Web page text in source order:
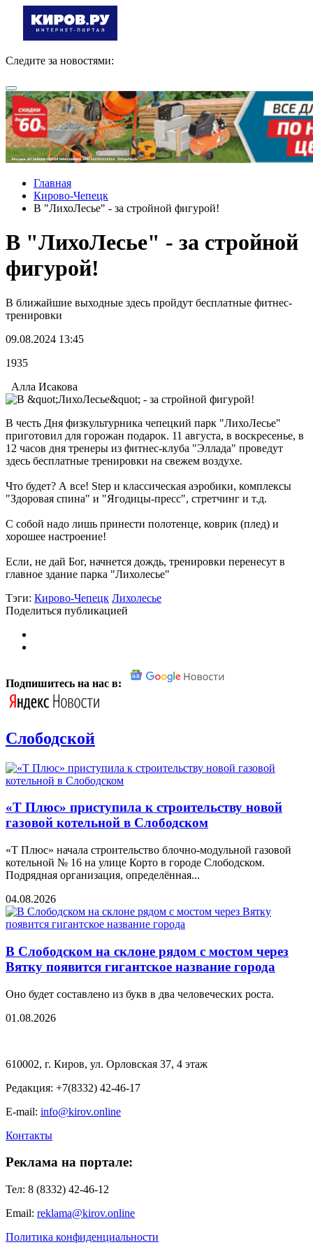
Следите за новостями:
Главная
Кирово-Чепецк
В "ЛихоЛесье" - за стройной фигурой!
В "ЛихоЛесье" - за стройной
фигурой!
В ближайшие выходные здесь пройдут бесплатные фитнес-
тренировки
09.08.2024 13:45
1935
Алла Исакова
В честь Дня физкультурника чепецкий парк "ЛихоЛесье"
приготовил для горожан подарок. 11 августа, в воскресенье, в
12 часов дня тренеры из фитнес-клуба "Эллада" проведут
здесь бесплатные тренировки на свежем воздухе.
Что будет? А все! Step и классическая аэробики, комплексы
"Здоровая спина" и "Ягодицы-пресс", стретчинг и т.д.
С собой надо лишь принести полотенце, коврик (плед) и
хорошее настроение!
Если, не дай Бог, начнется дождь, тренировки перенесут в
главное здание парка "Лихолесье"
Тэги: Кирово-Чепецк Лихолесье
Поделиться публикацией
Подпишитесь на нас в:
Слободской
«Т Плюс» приступила к строительству новой
газовой котельной в Слободском
«Т Плюс» начала строительство блочно-модульной газовой
котельной № 16 на улице Корто в городе Слободском.
Подрядная организация, определённая...
04.08.2026
В Слободском на склоне рядом с мостом через
Вятку появится гигантское название города
Оно будет составлено из букв в два человеческих роста.
01.08.2026
610002, г. Киров, ул. Орловская 37, 4 этаж
Редакция: +7(8332) 42-46-17
E-mail: info@kirov.online
Контакты
Реклама на портале:
Тел: 8 (8332) 42-46-12
Email: reklama@kirov.online
Политика конфиденциальности